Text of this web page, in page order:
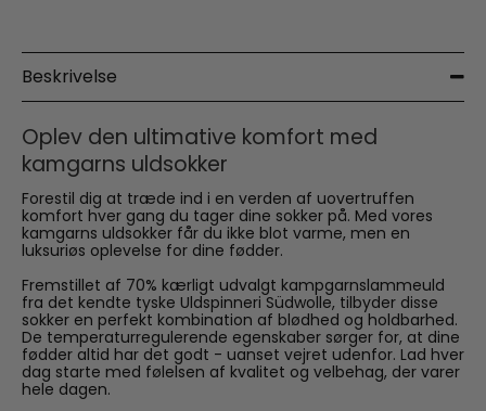
Beskrivelse
Oplev den ultimative komfort med
kamgarns uldsokker
Forestil dig at træde ind i en verden af uovertruffen
komfort hver gang du tager dine sokker på. Med vores
kamgarns uldsokker får du ikke blot varme, men en
luksuriøs oplevelse for dine fødder.
Fremstillet af 70% kærligt udvalgt kampgarnslammeuld
fra det kendte tyske Uldspinneri Südwolle, tilbyder disse
sokker en perfekt kombination af blødhed og holdbarhed.
De temperaturregulerende egenskaber sørger for, at dine
fødder altid har det godt - uanset vejret udenfor. Lad hver
dag starte med følelsen af kvalitet og velbehag, der varer
hele dagen.